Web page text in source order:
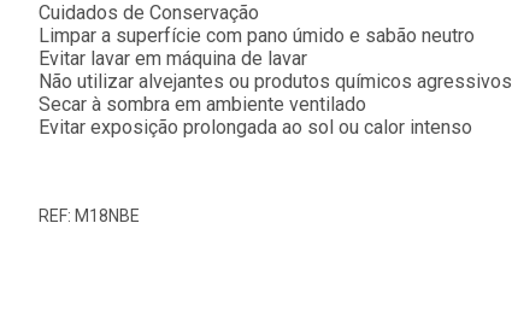
Cuidados de Conservação
Limpar a superfície com pano úmido e sabão neutro
Evitar lavar em máquina de lavar
Não utilizar alvejantes ou produtos químicos agressivos
Secar à sombra em ambiente ventilado
Evitar exposição prolongada ao sol ou calor intenso
REF: M18NBE